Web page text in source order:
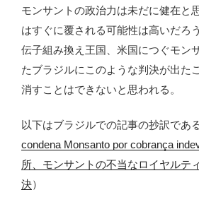
モンサントの政治力は未だに健在と
はすぐに覆される可能性は高いだろ
伝子組み換え王国、米国につぐモン
たブラジルにこのような判決が出た
消すことはできないと思われる。
以下はブラジルでの記事の抄訳であ
condena Monsanto por cobrança
所、モンサントの不当なロイヤルテ
決）